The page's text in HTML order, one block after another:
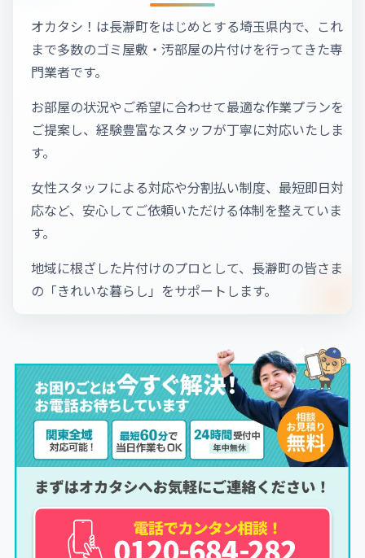
オカタシ！は長瀞町をはじめとする埼玉県内で、これ
まで多数のゴミ屋敷・汚部屋の片付けを行ってきた専
門業者です。
お部屋の状況やご希望に合わせて最適な作業プランを
ご提案し、経験豊富なスタッフが丁寧に対応いたしま
す。
女性スタッフによる対応や分割払い制度、最短即日対
応など、安心してご依頼いただける体制を整えていま
す。
地域に根ざした片付けのプロとして、長瀞町の皆さま
の「きれいな暮らし」をサポートします。